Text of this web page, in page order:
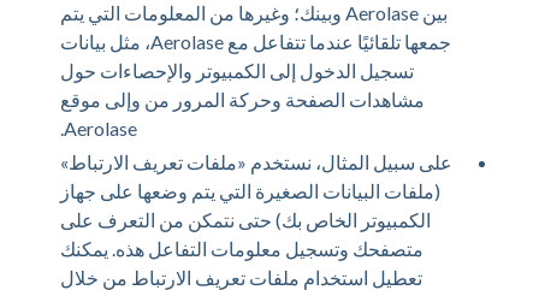
بين Aerolase وبينك؛ وغيرها من المعلومات التي يتم
جمعها تلقائيًا عندما تتفاعل مع Aerolase، مثل بيانات
تسجيل الدخول إلى الكمبيوتر والإحصاءات حول
مشاهدات الصفحة وحركة المرور من وإلى موقع
Aerolase.
على سبيل المثال، نستخدم «ملفات تعريف الارتباط»
(ملفات البيانات الصغيرة التي يتم وضعها على جهاز
الكمبيوتر الخاص بك) حتى نتمكن من التعرف على
متصفحك وتسجيل معلومات التفاعل هذه. يمكنك
تعطيل استخدام ملفات تعريف الارتباط من خلال